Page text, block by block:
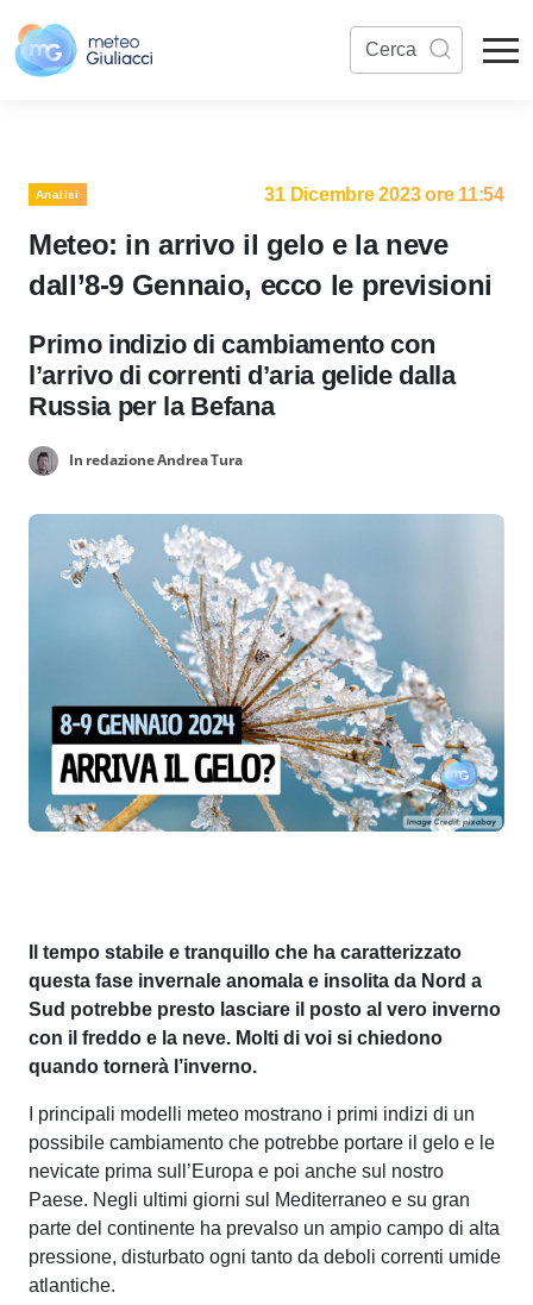
Analisi 31 Dicembre 2023 ore 11:54
Meteo: in arrivo il gelo e la neve
dall’8-9 Gennaio, ecco le previsioni
Primo indizio di cambiamento con
l’arrivo di correnti d’aria gelide dalla
Russia per la Befana
In redazione Andrea Tura
Il tempo stabile e tranquillo che ha caratterizzato
questa fase invernale anomala e insolita da Nord a
Sud potrebbe presto lasciare il posto al vero inverno
con il freddo e la neve. Molti di voi si chiedono
quando tornerà l’inverno.
I principali modelli meteo mostrano i primi indizi di un
possibile cambiamento che potrebbe portare il gelo e le
nevicate prima sull’Europa e poi anche sul nostro
Paese. Negli ultimi giorni sul Mediterraneo e su gran
parte del continente ha prevalso un ampio campo di alta
pressione, disturbato ogni tanto da deboli correnti umide
atlantiche.